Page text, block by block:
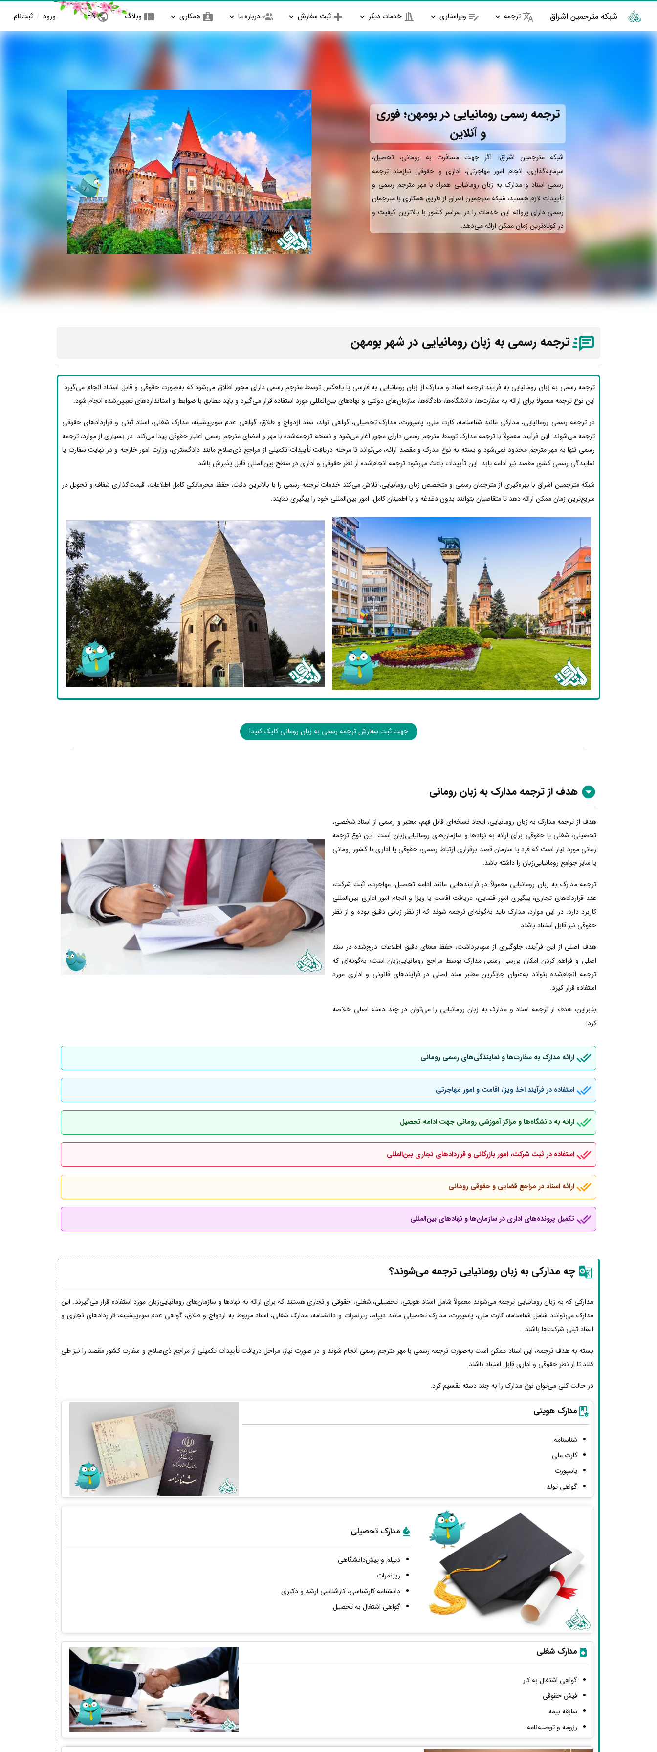
شبکه مترجمین اشراق ترجمه ویراستاری خدمات دیگر ثبت سفارش درباره ما همکاری وبلاگ EN ورود / ثبت‌نام
ترجمه رسمی رومانیایی در بومهن؛ فوری
و آنلاین
شبکه مترجمین اشراق: اگر جهت مسافرت به رومانی، تحصیل،
سرمایه‌گذاری، انجام امور مهاجرتی، اداری و حقوقی نیازمند ترجمه
رسمی اسناد و مدارک به زبان رومانیایی همراه با مهر مترجم رسمی و
تأییدات لازم هستید، شبکه مترجمین اشراق از طریق همکاری با مترجمان
رسمی دارای پروانه این خدمات را در سراسر کشور با بالاترین کیفیت و
در کوتاه‌ترین زمان ممکن ارائه می‌دهد.
ترجمه رسمی به زبان رومانیایی در شهر بومهن
ترجمه رسمی به زبان رومانیایی به فرآیند ترجمه اسناد و مدارک از زبان رومانیایی به فارسی یا بالعکس توسط مترجم رسمی دارای مجوز اطلاق می‌شود که به‌صورت حقوقی و قابل استناد انجام می‌گیرد.
این نوع ترجمه معمولاً برای ارائه به سفارت‌ها، دانشگاه‌ها، دادگاه‌ها، سازمان‌های دولتی و نهادهای بین‌المللی مورد استفاده قرار می‌گیرد و باید مطابق با ضوابط و استانداردهای تعیین‌شده انجام شود.
در ترجمه رسمی رومانیایی، مدارکی مانند شناسنامه، کارت ملی، پاسپورت، مدارک تحصیلی، گواهی تولد، سند ازدواج و طلاق، گواهی عدم سوءپیشینه، مدارک شغلی، اسناد ثبتی و قراردادهای حقوقی
ترجمه می‌شوند. این فرآیند معمولاً با ترجمه مدارک توسط مترجم رسمی دارای مجوز آغاز می‌شود و نسخه ترجمه‌شده با مهر و امضای مترجم رسمی اعتبار حقوقی پیدا می‌کند. در بسیاری از موارد، ترجمه
رسمی تنها به مهر مترجم محدود نمی‌شود و بسته به نوع مدرک و مقصد ارائه، می‌تواند تا مرحله دریافت تأییدات تکمیلی از مراجع ذی‌صلاح مانند دادگستری، وزارت امور خارجه و در نهایت سفارت یا
نمایندگی رسمی کشور مقصد نیز ادامه یابد. این تأییدات باعث می‌شود ترجمه انجام‌شده از نظر حقوقی و اداری در سطح بین‌المللی قابل پذیرش باشد.
شبکه مترجمین اشراق با بهره‌گیری از مترجمان رسمی و متخصص زبان رومانیایی، تلاش می‌کند خدمات ترجمه رسمی را با بالاترین دقت، حفظ محرمانگی کامل اطلاعات، قیمت‌گذاری شفاف و تحویل در
سریع‌ترین زمان ممکن ارائه دهد تا متقاضیان بتوانند بدون دغدغه و با اطمینان کامل، امور بین‌المللی خود را پیگیری نمایند.
جهت ثبت سفارش ترجمه رسمی به زبان رومانی کلیک کنید!
هدف از ترجمه مدارک به زبان رومانی
هدف از ترجمه مدارک به زبان رومانیایی، ایجاد نسخه‌ای قابل فهم، معتبر و رسمی از اسناد شخصی،
تحصیلی، شغلی یا حقوقی برای ارائه به نهادها و سازمان‌های رومانیایی‌زبان است. این نوع ترجمه
زمانی مورد نیاز است که فرد یا سازمان قصد برقراری ارتباط رسمی، حقوقی یا اداری با کشور رومانی
یا سایر جوامع رومانیایی‌زبان را داشته باشد.
ترجمه مدارک به زبان رومانیایی معمولاً در فرآیندهایی مانند ادامه تحصیل، مهاجرت، ثبت شرکت،
عقد قراردادهای تجاری، پیگیری امور قضایی، دریافت اقامت یا ویزا و انجام امور اداری بین‌المللی
کاربرد دارد. در این موارد، مدارک باید به‌گونه‌ای ترجمه شوند که از نظر زبانی دقیق بوده و از نظر
حقوقی نیز قابل استناد باشند.
هدف اصلی از این فرآیند، جلوگیری از سوءبرداشت، حفظ معنای دقیق اطلاعات درج‌شده در سند
اصلی و فراهم کردن امکان بررسی رسمی مدارک توسط مراجع رومانیایی‌زبان است؛ به‌گونه‌ای که
ترجمه انجام‌شده بتواند به‌عنوان جایگزین معتبر سند اصلی در فرآیندهای قانونی و اداری مورد
استفاده قرار گیرد.
بنابراین، هدف از ترجمه اسناد و مدارک به زبان رومانیایی را می‌توان در چند دسته اصلی خلاصه
کرد:
ارائه مدارک به سفارت‌ها و نمایندگی‌های رسمی رومانی
استفاده در فرآیند اخذ ویزا، اقامت و امور مهاجرتی
ارائه به دانشگاه‌ها و مراکز آموزشی رومانی جهت ادامه تحصیل
استفاده در ثبت شرکت، امور بازرگانی و قراردادهای تجاری بین‌المللی
ارائه اسناد در مراجع قضایی و حقوقی رومانی
تکمیل پرونده‌های اداری در سازمان‌ها و نهادهای بین‌المللی
چه مدارکی به زبان رومانیایی ترجمه می‌شوند؟
مدارکی که به زبان رومانیایی ترجمه می‌شوند معمولاً شامل اسناد هویتی، تحصیلی، شغلی، حقوقی و تجاری هستند که برای ارائه به نهادها و سازمان‌های رومانیایی‌زبان مورد استفاده قرار می‌گیرند. این
مدارک می‌توانند شامل شناسنامه، کارت ملی، پاسپورت، مدارک تحصیلی مانند دیپلم، ریزنمرات و دانشنامه، مدارک شغلی، اسناد مربوط به ازدواج و طلاق، گواهی عدم سوءپیشینه، قراردادهای تجاری و
اسناد ثبتی شرکت‌ها باشند.
بسته به هدف ترجمه، این اسناد ممکن است به‌صورت ترجمه رسمی با مهر مترجم رسمی انجام شوند و در صورت نیاز، مراحل دریافت تأییدات تکمیلی از مراجع ذی‌صلاح و سفارت کشور مقصد را نیز طی
کنند تا از نظر حقوقی و اداری قابل استناد باشند.
در حالت کلی می‌توان نوع مدارک را به چند دسته تقسیم کرد.
مدارک هویتی
شناسنامه
کارت ملی
پاسپورت
گواهی تولد
مدارک تحصیلی
دیپلم و پیش‌دانشگاهی
ریزنمرات
دانشنامه کارشناسی، کارشناسی ارشد و دکتری
گواهی اشتغال به تحصیل
مدارک شغلی
گواهی اشتغال به کار
فیش حقوقی
سابقه بیمه
رزومه و توصیه‌نامه